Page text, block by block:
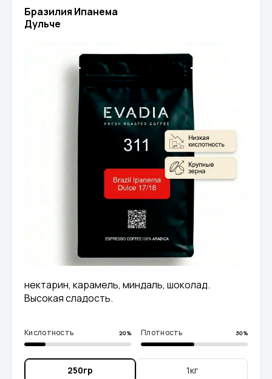
Бразилия Ипанема
Дульче
нектарин, карамель, миндаль, шоколад.
Высокая сладость.
Кислотность 20% Плотность 50%
250гр 1кг